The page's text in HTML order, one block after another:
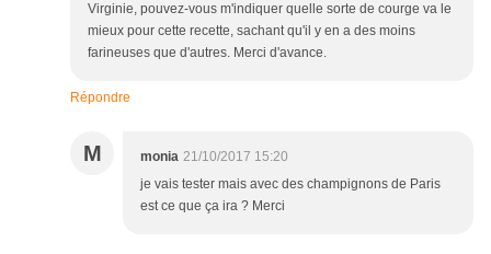
Virginie, pouvez-vous m'indiquer quelle sorte de courge va le
mieux pour cette recette, sachant qu'il y en a des moins
farineuses que d'autres. Merci d'avance.
Répondre
M monia 21/10/2017 15:20
je vais tester mais avec des champignons de Paris
est ce que ça ira ? Merci